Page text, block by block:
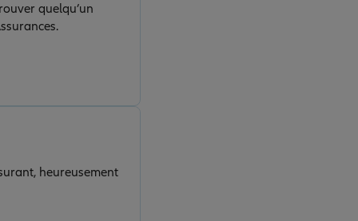
quelqu’un
heureusement